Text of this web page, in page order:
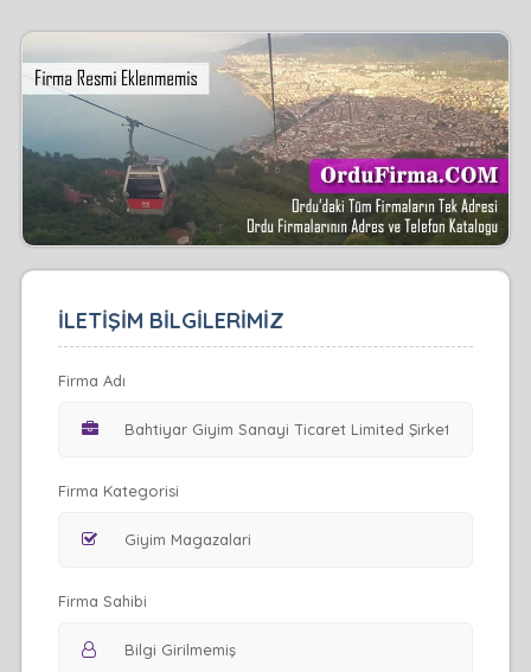
İLETİŞİM BİLGİLERİMİZ
Firma Adı
Firma Kategorisi
Firma Sahibi